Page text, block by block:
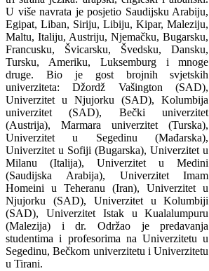
U više navrata je posjetio Saudijsku Arabiju,
Egipat, Liban, Siriju, Libiju, Kipar, Maleziju,
Maltu, Italiju, Austriju, Njemačku, Bugarsku,
Francusku, Švicarsku, Švedsku, Dansku,
Tursku, Ameriku, Luksemburg i mnoge
druge. Bio je gost brojnih svjetskih
univerziteta: Džordž Vašington (SAD),
Univerzitet u Njujorku (SAD), Kolumbija
univerzitet (SAD), Bečki univerzitet
(Austrija), Marmara univerzitet (Turska),
Univerzitet u Segedinu (Mađarska),
Univerzitet u Sofiji (Bugarska), Univerzitet u
Milanu (Italija), Univerzitet u Medini
(Saudijska Arabija), Univerzitet Imam
Homeini u Teheranu (Iran), Univerzitet u
Njujorku (SAD), Univerzitet u Kolumbiji
(SAD), Univerzitet Istak u Kualalumpuru
(Malezija) i dr. Održao je predavanja
studentima i profesorima na Univerzitetu u
Segedinu, Bečkom univerzitetu i Univerzitetu
u Tirani.